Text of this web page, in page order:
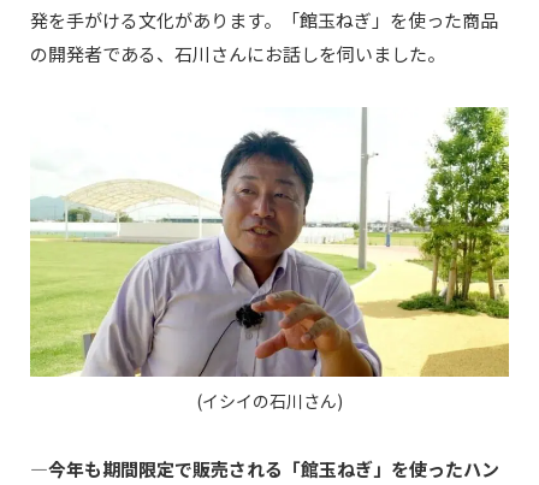
発を手がける文化があります。「館玉ねぎ」を使った商品
の開発者である、石川さんにお話しを伺いました。
(イシイの石川さん)
—今年も期間限定で販売される「館玉ねぎ」を使ったハン